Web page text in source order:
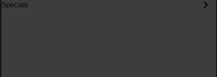
Specials